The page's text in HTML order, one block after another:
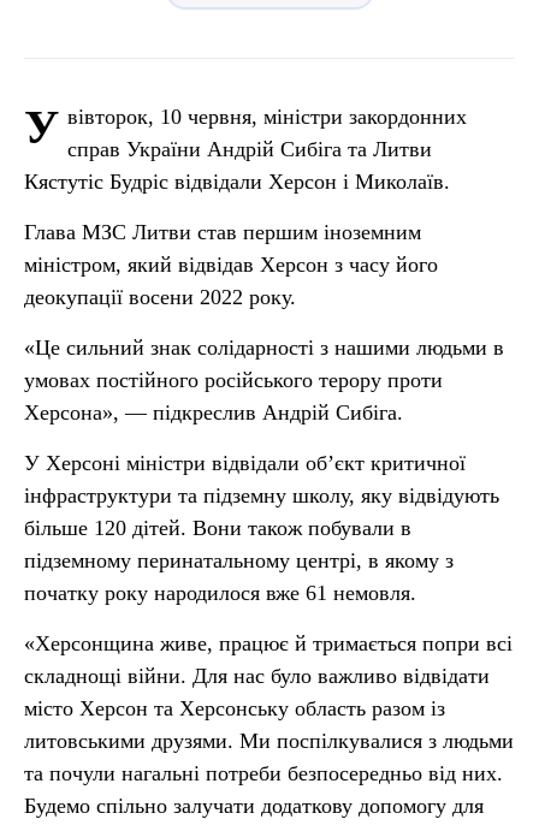
У вівторок, 10 червня, міністри закордонних
справ України Андрій Сибіга та Литви
Кястутіс Будріс відвідали Херсон і Миколаїв.
Глава МЗС Литви став першим іноземним
міністром, який відвідав Херсон з часу його
деокупації восени 2022 року.
«Це сильний знак солідарності з нашими людьми в
умовах постійного російського терору проти
Херсона», — підкреслив Андрій Сибіга.
У Херсоні міністри відвідали обʼєкт критичної
інфраструктури та підземну школу, яку відвідують
більше 120 дітей. Вони також побували в
підземному перинатальному центрі, в якому з
початку року народилося вже 61 немовля.
«Херсонщина живе, працює й тримається попри всі
складнощі війни. Для нас було важливо відвідати
місто Херсон та Херсонську область разом із
литовськими друзями. Ми поспілкувалися з людьми
та почули нагальні потреби безпосередньо від них.
Будемо спільно залучати додаткову допомогу для